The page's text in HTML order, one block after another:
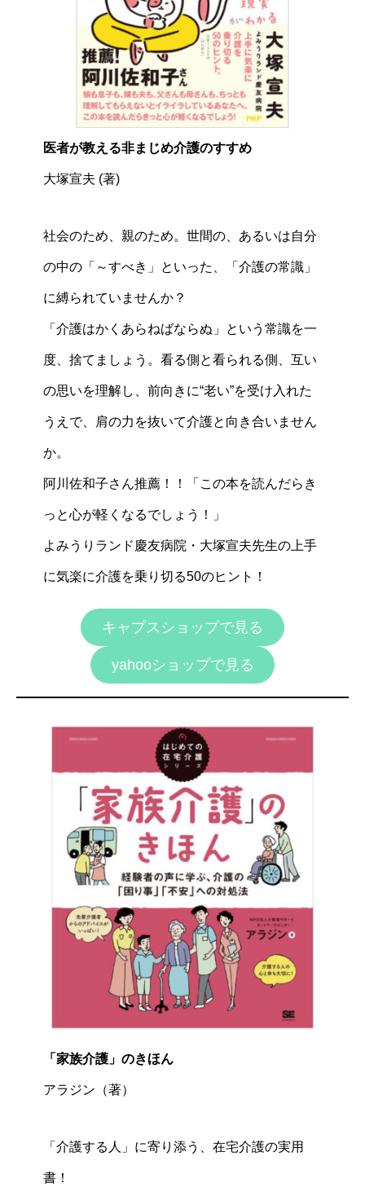
医者が教える非まじめ介護のすすめ
大塚宣夫 (著)
社会のため、親のため。世間の、あるいは自分
の中の「～すべき」といった、「介護の常識」
に縛られていませんか？
「介護はかくあらねばならぬ」という常識を一
度、捨てましょう。看る側と看られる側、互い
の思いを理解し、前向きに“老い”を受け入れた
うえで、肩の力を抜いて介護と向き合いません
か。
阿川佐和子さん推薦！！「この本を読んだらき
っと心が軽くなるでしょう！」
よみうりランド慶友病院・大塚宣夫先生の上手
に気楽に介護を乗り切る50のヒント！
キャプスショップで見る
yahooショップで見る
「家族介護」のきほん
アラジン（著）
「介護する人」に寄り添う、在宅介護の実用
書！